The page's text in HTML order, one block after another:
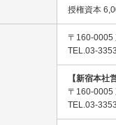
授権資本
〒160-0005
TEL.03-
【新宿本社
〒160-0005
TEL.03-